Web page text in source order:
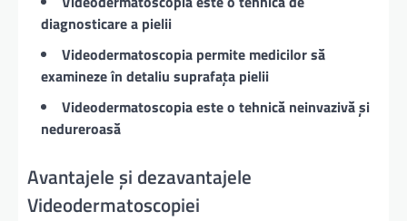
diagnosticare a pielii
Videodermatoscopia permite medicilor să
examineze în detaliu suprafața pielii
Videodermatoscopia este o tehnică neinvazivă și
nedureroasă
Avantajele și dezavantajele
Videodermatoscopiei